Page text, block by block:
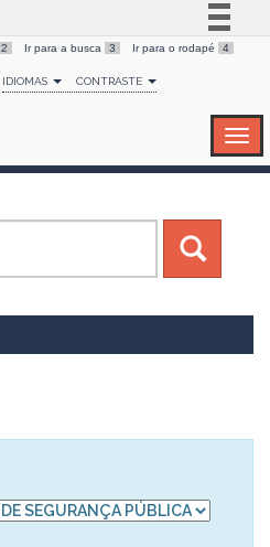
Simplifique!
Comunica BR
Canais
2 Ir para a busca 3 Ir para o rodapé 4
IDIOMAS CONTRASTE